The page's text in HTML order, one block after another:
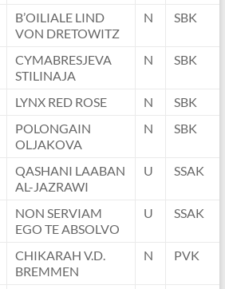
B’OILIALE LIND
VON DRETOWITZ
N SBK
CYMABRESJEVA
STILINAJA
N SBK
LYNX RED ROSE N
SBK
POLONGAIN
OLJAKOVA
N SBK
QASHANI LAABAN
AL-JAZRAWI
U SSAK
NON SERVIAM
EGO TE ABSOLVO
U SSAK
CHIKARAH V.D.
BREMMEN
N PVK